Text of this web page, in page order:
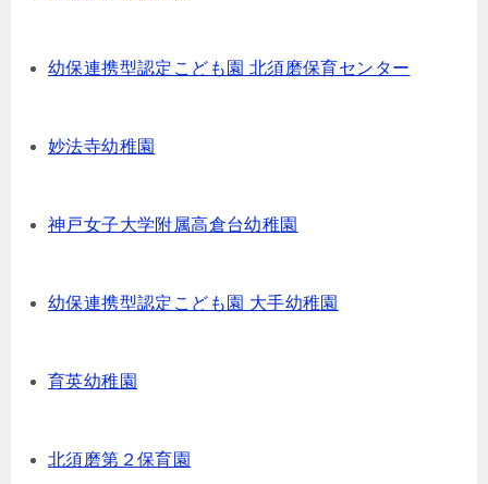
幼保連携型認定こども園 北須磨保育センター
妙法寺幼稚園
神戸女子大学附属高倉台幼稚園
幼保連携型認定こども園 大手幼稚園
育英幼稚園
北須磨第２保育園